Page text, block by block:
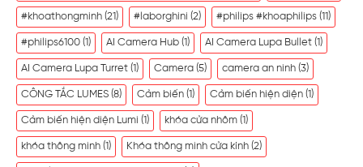
#khoathongminh (21) #laborghini (2) #philips #khoaphilips (11)
#philips6100 (1) AI Camera Hub (1) AI Camera Lupa Bullet (1)
AI Camera Lupa Turret (1) Camera (5) camera an ninh (3)
CÔNG TẮC LUMES (8) Cảm biến (1) Cảm biến hiện diện (1)
Cảm biến hiện diện Lumi (1) khóa cửa nhôm (1)
khóa thông minh (1) Khóa thông minh cửa kính (2)